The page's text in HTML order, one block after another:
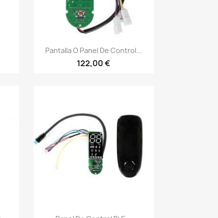
Vista rápida
Pantalla O Panel De Control...
122,00 €